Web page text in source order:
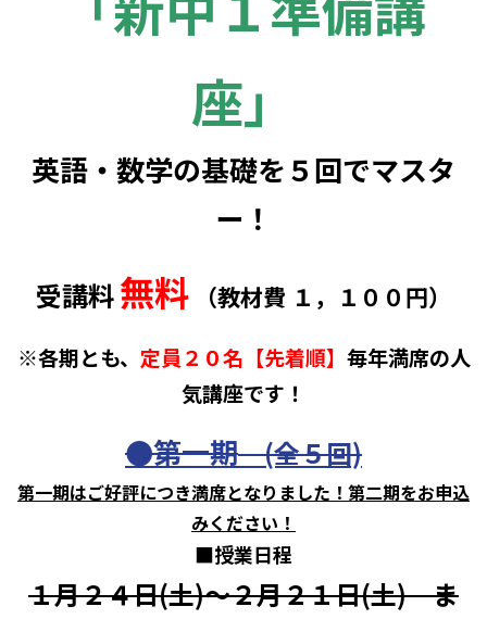
座」
英語・数学の基礎を５回でマスタ
ー！
受講料無料 （教材費 １，１００円）
※各期とも、 定員２０名【先着順】 毎年満席の人
気講座です！
●第一期(全５回)
第一期はご好評につき満席となりました！第二期をお申込
みください！
■授業日程
１月２４日(土)～２月２１日(土) ま